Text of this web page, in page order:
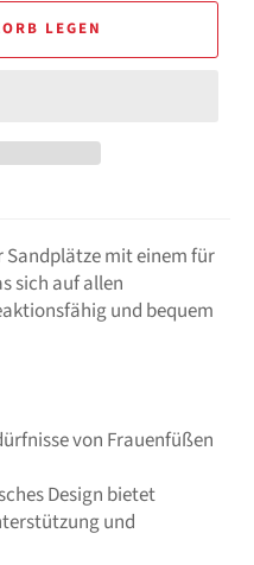
LEGEN
mit einem für
sich auf allen
und bequem
von Frauenfüßen
Design bietet
und